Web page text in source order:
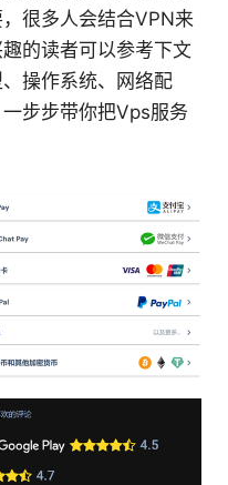
很多人会结合VPN来
的读者可以参考下文
操作系统、网络配
步步带你把Vps服务